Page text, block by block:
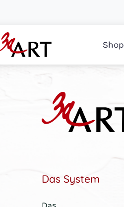
Shop
Das System
Das